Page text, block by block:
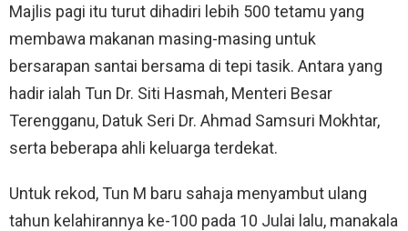
Majlis pagi itu turut dihadiri lebih 500 tetamu yang
membawa makanan masing-masing untuk
bersarapan santai bersama di tepi tasik. Antara yang
hadir ialah Tun Dr. Siti Hasmah, Menteri Besar
Terengganu, Datuk Seri Dr. Ahmad Samsuri Mokhtar,
serta beberapa ahli keluarga terdekat.
Untuk rekod, Tun M baru sahaja menyambut ulang
tahun kelahirannya ke-100 pada 10 Julai lalu, manakala